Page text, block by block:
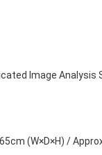
Image Analysis
(W×D×H) /